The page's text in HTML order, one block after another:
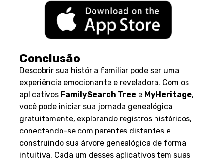
Conclusão
Descobrir sua história familiar pode ser uma
experiência emocionante e reveladora. Com os
aplicativos FamilySearch Tree e MyHeritage,
você pode iniciar sua jornada genealógica
gratuitamente, explorando registros históricos,
conectando-se com parentes distantes e
construindo sua árvore genealógica de forma
intuitiva. Cada um desses aplicativos tem suas